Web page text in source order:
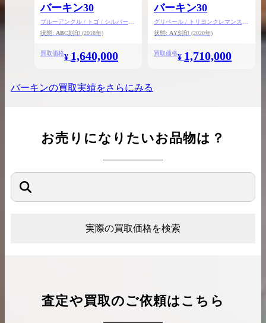
バーキン30
ブルーアンクル / トゴ / シルバー金
具
状態: ABC刻印 (2018年)
買取価格¥ 1,640,000
バーキン30
グリペール / トリヨンクレマンス /
シルバー金具
状態: AY刻印 (2020年)
買取価格¥ 1,710,000
バーキンの買取実績をさらにみる
お売りになりたいお品物は？
実際の買取価格を検索
査定や買取のご依頼はこちら